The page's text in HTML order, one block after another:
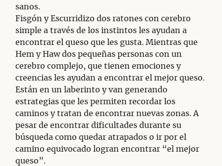
sanos.
Fisgón y Escurridizo dos ratones con cerebro
simple a través de los instintos les ayudan a
encontrar el queso que les gusta. Mientras que
Hem y Haw dos pequeñas personas con un
cerebro complejo, que tienen emociones y
creencias les ayudan a encontrar el mejor queso.
Están en un laberinto y van generando
estrategias que les permiten recordar los
caminos y tratan de encontrar nuevas zonas. A
pesar de encontrar dificultades durante su
búsqueda como quedar atrapados o ir por el
camino equivocado logran encontrar “el mejor
queso”.